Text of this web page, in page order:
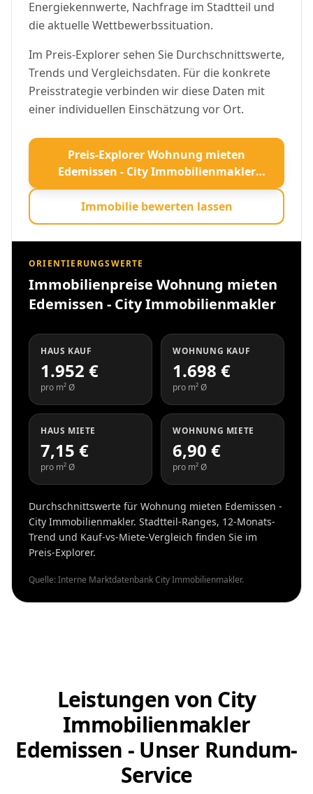
Energiekennwerte, Nachfrage im Stadtteil und
die aktuelle Wettbewerbssituation.
Im Preis-Explorer sehen Sie Durchschnittswerte,
Trends und Vergleichsdaten. Für die konkrete
Preisstrategie verbinden wir diese Daten mit
einer individuellen Einschätzung vor Ort.
Preis-Explorer Wohnung mieten
Edemissen - City Immobilienmakler
öffnen
Immobilie bewerten lassen
ORIENTIERUNGSWERTE
Immobilienpreise Wohnung mieten
Edemissen - City Immobilienmakler
HAUS KAUF
1.952 €
pro m² Ø
WOHNUNG KAUF
1.698 €
pro m² Ø
HAUS MIETE
7,15 €
pro m² Ø
WOHNUNG MIETE
6,90 €
pro m² Ø
Durchschnittswerte für Wohnung mieten Edemissen -
City Immobilienmakler. Stadtteil-Ranges, 12-Monats-
Trend und Kauf-vs-Miete-Vergleich finden Sie im
Preis-Explorer.
Quelle: Interne Marktdatenbank City Immobilienmakler.
Leistungen von City
Immobilienmakler
Edemissen - Unser Rundum-
Service